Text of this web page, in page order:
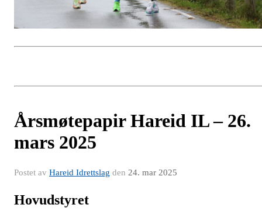
Årsmøtepapir Hareid IL – 26.
mars 2025
Postet av Hareid Idrettslag den 24. mar 2025
Hovudstyret